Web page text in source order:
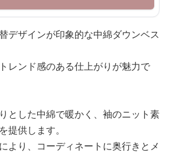
デザインが印象的な中綿ダウンベス
レンド感のある仕上がりが魅力で
とした中綿で暖かく、袖のニット素
提供します。
より、コーディネートに奥行きとメ